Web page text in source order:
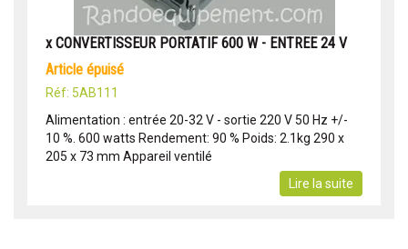
x CONVERTISSEUR PORTATIF 600 W - ENTREE 24 V
article épuisé
Réf: 5AB111
Alimentation : entrée 20-32 V - sortie 220 V 50 Hz +/-
10 %. 600 watts Rendement: 90 % Poids: 2.1kg 290 x
205 x 73 mm Appareil ventilé
Lire la suite